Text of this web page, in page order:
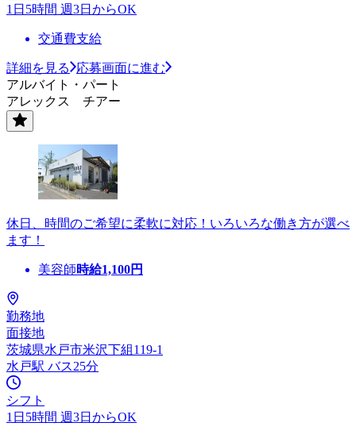
1日5時間 週3日からOK
交通費支給
詳細を見る
応募画面に進む
アルバイト・パート
アレックス チアー
休日、時間のご希望に柔軟に対応！いろいろな働き方が選べ
ます！
美容師時給1,100円
勤務地
面接地
茨城県水戸市米沢下組119-1
水戸駅 バス25分
シフト
1日5時間 週3日からOK